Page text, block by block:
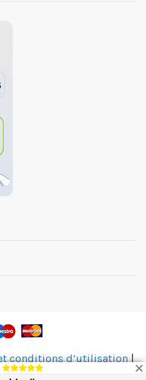
conditions d’utilisation|